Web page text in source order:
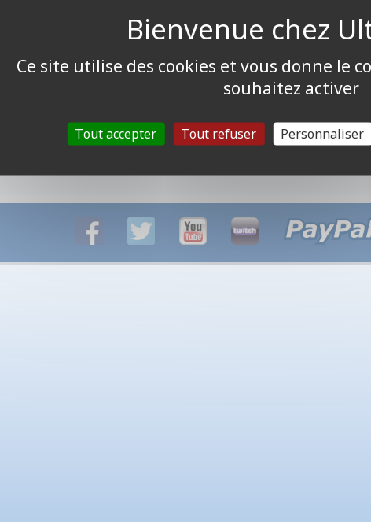
1 produits
Ce site utilise des cookies et vous donne le
souhaitez activer
Tout accepter Tout refuser Personnaliser